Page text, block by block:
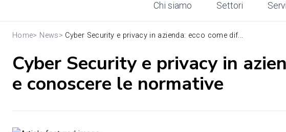
Chi siamo Settori
Home> News> Cyber Security e privacy in azienda: ecco come dif...
Cyber Security e privacy in
e conoscere le normative